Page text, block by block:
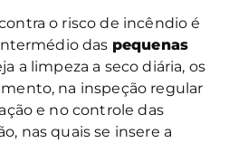
o risco de incêndio é
das pequenas
a limpeza a seco diária, os
na inspeção regular
e no controle das
nas quais se insere a